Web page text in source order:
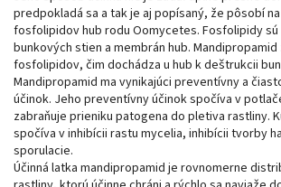
predpokladá sa a tak je aj popísaný, že pôsobí
fosfolipidov hub rodu Oomycetes. Fosfolipidy sú
bunkových stien a membrán hub.
fosfolipidov, čim dochádza u hub k deštrukcii
Mandipropamid ma vynikajúci preventívny a
účinok. Jeho preventívny účinok spočíva v
zabraňuje prieniku patogena do pletiva rastliny.
spočíva v inhibícii rastu mycelia, inhibícii tvorby
sporulacie.
Účinná latka mandipropamid je rovnomerne